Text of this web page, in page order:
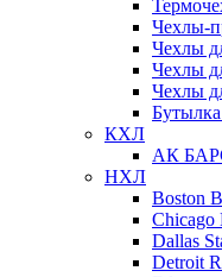
Чехлы-
Чехлы
Чехлы
Чехлы
КХЛ
АК
НХЛ
Boston
Chicago
Dallas
Detroit